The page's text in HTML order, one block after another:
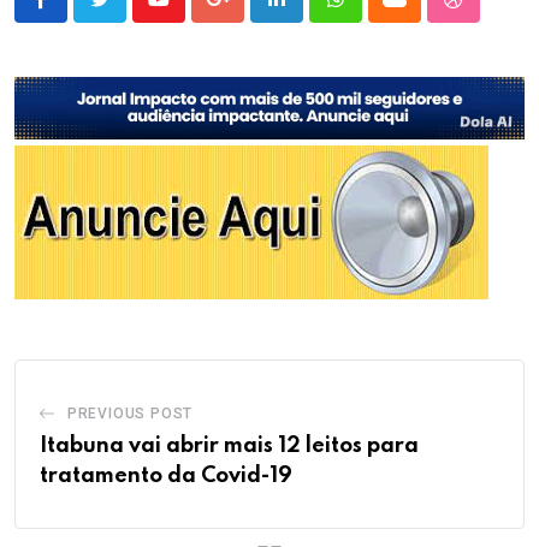
YoutubeGoogle+LinkedInWhatsappCloud
PREVIOUS POST
Itabuna vai abrir mais 12 leitos para
tratamento da Covid-19